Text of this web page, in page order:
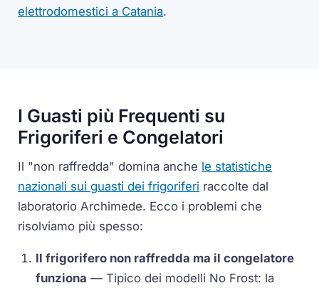
elettrodomestici a Catania.
I Guasti più Frequenti su
Frigoriferi e Congelatori
Il "non raffredda" domina anche le statistiche
nazionali sui guasti dei frigoriferi raccolte dal
laboratorio Archimede. Ecco i problemi che
risolviamo più spesso:
Il frigorifero non raffredda ma il congelatore
funziona — Tipico dei modelli No Frost: la